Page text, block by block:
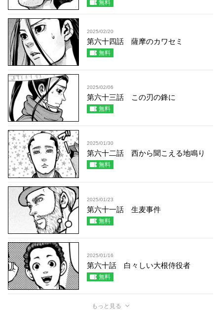
無料
2025/02/20
第六十四話 薩摩のカワセミ
無料
2025/02/06
第六十三話 この刃の鋒に
無料
2025/01/30
第六十二話 西から聞こえる地鳴り
無料
2025/01/23
第六十一話 生麦事件
無料
2025/01/16
第六十話 白々しい大根侍役者
無料
もっと見る